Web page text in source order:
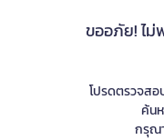
ขออภัย! ไ
โปรดตรวจส
ค้น
กรุณ